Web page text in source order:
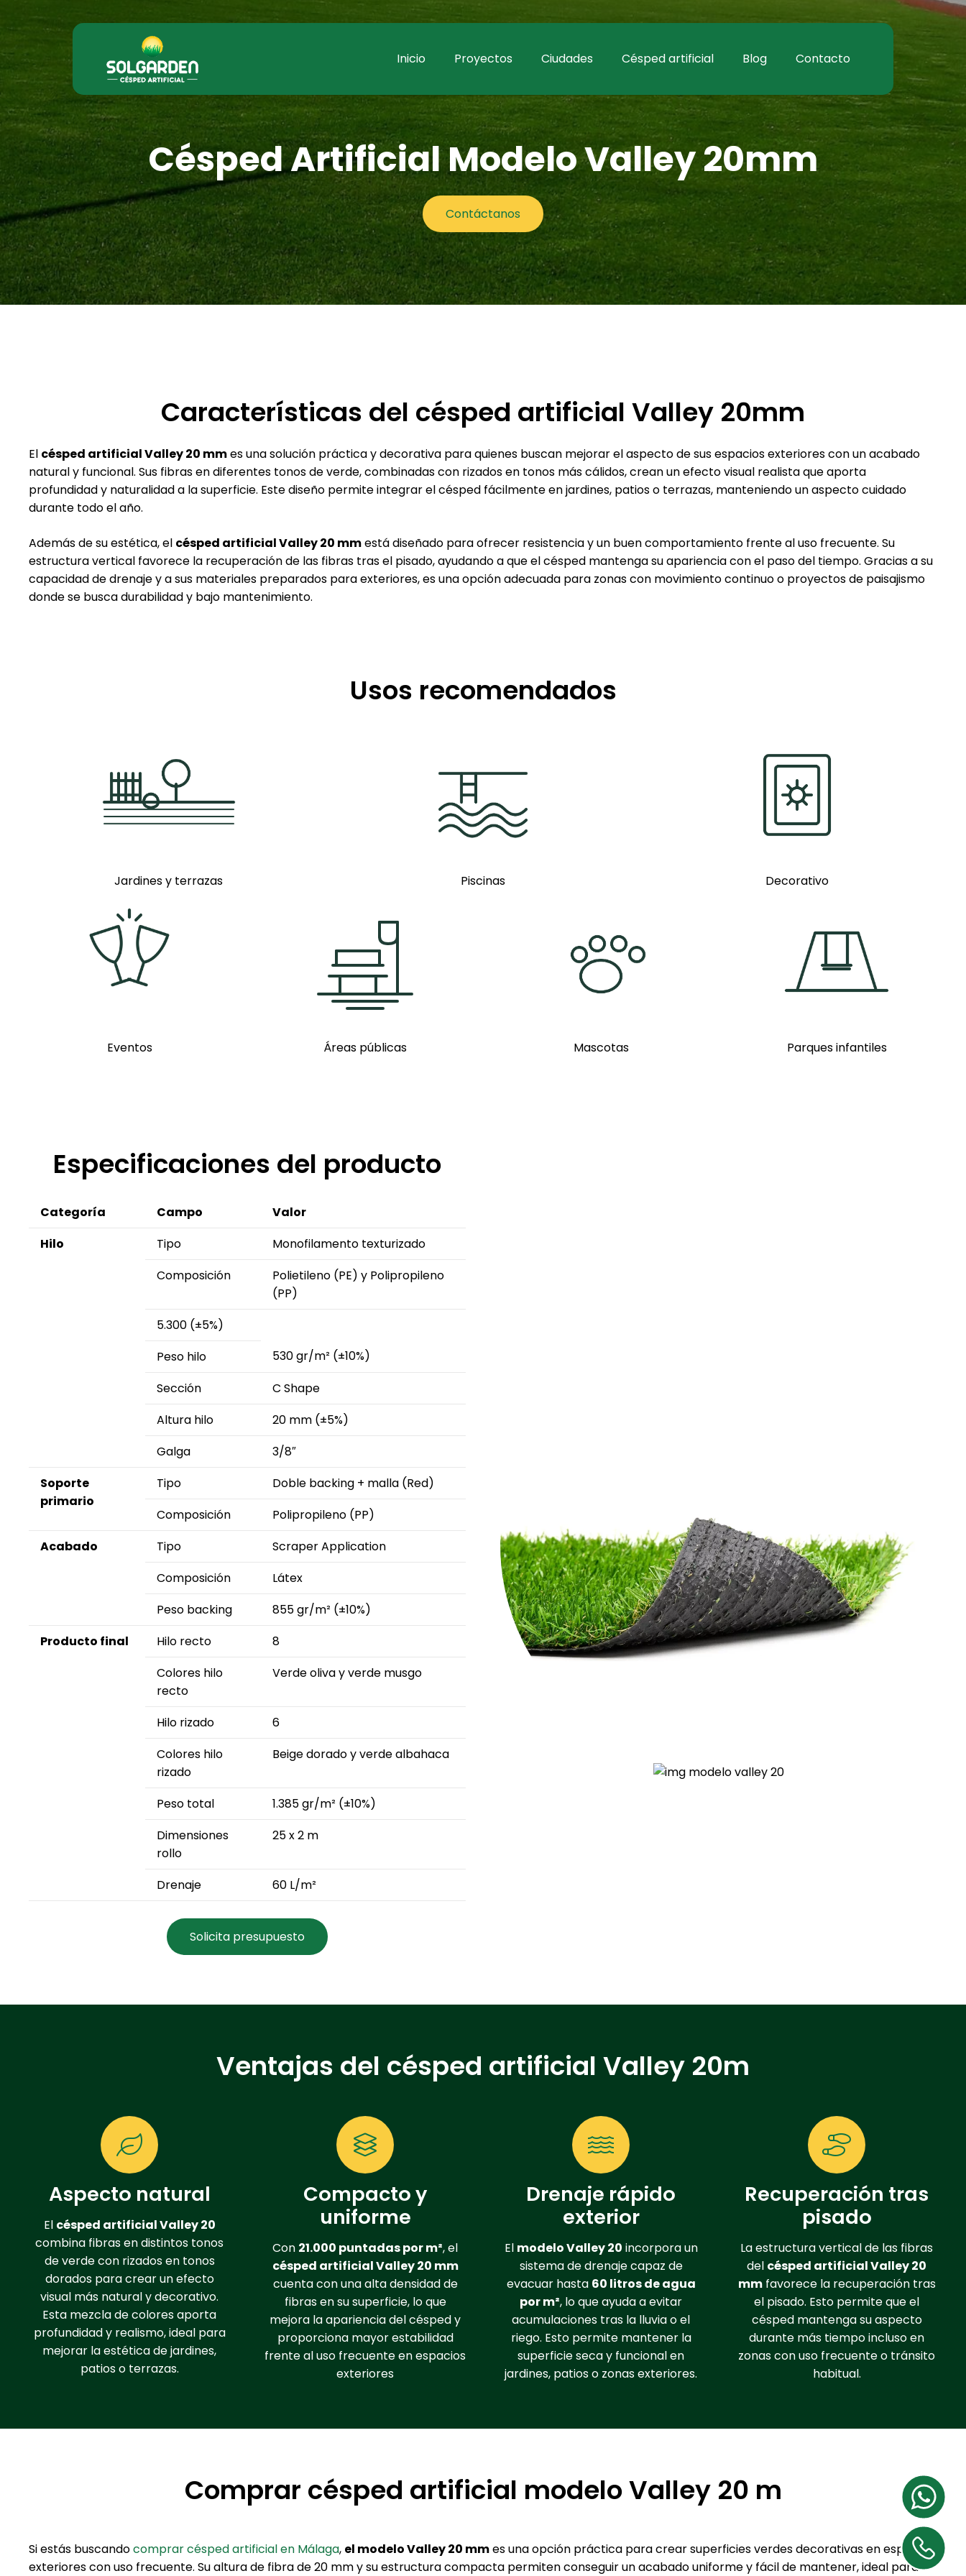
Inicio Proyectos Ciudades Césped artificial Blog Contacto
Césped Artificial Modelo Valley 20mm
Contáctanos
Características del césped artificial Valley 20mm
El césped artificial Valley 20 mmes una solución práctica y decorativa para quienes buscan mejorar el aspecto de sus espacios exteriores con un acabado
natural y funcional. Sus fibras en diferentes tonos de verde, combinadas con rizados en tonos más cálidos, crean un efecto visual realista que aporta
profundidad y naturalidad a la superficie. Este diseño permite integrar el césped fácilmente en jardines, patios o terrazas, manteniendo un aspecto cuidado
durante todo el año.
Además de su estética, el césped artificial Valley 20 mmestá diseñado para ofrecer resistencia y un buen comportamiento frente al uso frecuente. Su
estructura vertical favorece la recuperación de las fibras tras el pisado, ayudando a que el césped mantenga su apariencia con el paso del tiempo. Gracias a su
capacidad de drenaje y a sus materiales preparados para exteriores, es una opción adecuada para zonas con movimiento continuo o proyectos de paisajismo
donde se busca durabilidad y bajo mantenimiento.
Usos recomendados
Jardines y terrazas Piscinas Decorativo
Eventos Áreas públicas Mascotas Parques infantiles
Especificaciones del producto
Categoría Campo
Valor
Hilo
Tipo
Monofilamento texturizado
Composición
Polietileno (PE) y Polipropileno
(PP)
5.300 (±5%)
Peso hilo
530 gr/m² (±10%)
Sección
C Shape
Altura hilo
20 mm (±5%)
Galga
3/8″
Soporte
primario
Tipo
Doble backing + malla (Red)
Composición
Polipropileno (PP)
Acabado
Tipo
Scraper Application
Composición
Látex
Peso backing
855 gr/m² (±10%)
Producto final
Hilo recto
8
Colores hilo
recto
Verde oliva y verde musgo
Hilo rizado
6
Colores hilo
rizado
Beige dorado y verde albahaca
Peso total
1.385 gr/m² (±10%)
Dimensiones
rollo
25 x 2 m
Drenaje 60 L/m²
Solicita presupuesto
Ventajas del césped artificial Valley 20m
Aspecto natural
El césped artificial Valley 20
combina fibras en distintos tonos
de verde con rizados en tonos
dorados para crear un efecto
visual más natural y decorativo.
Esta mezcla de colores aporta
profundidad y realismo, ideal para
mejorar la estética de jardines,
patios o terrazas.
Compacto y
uniforme
Con 21.000 puntadas por m², el
césped artificial Valley 20 mm
cuenta con una alta densidad de
fibras en su superficie, lo que
mejora la apariencia del césped y
proporciona mayor estabilidad
frente al uso frecuente en espacios
exteriores
Drenaje rápido
exterior
El modelo Valley 20 incorpora un
sistema de drenaje capaz de
evacuar hasta 60 litros de agua
por m², lo que ayuda a evitar
acumulaciones tras la lluvia o el
riego. Esto permite mantener la
superficie seca y funcional en
jardines, patios o zonas exteriores.
Recuperación tras
pisado
La estructura vertical de las fibras
del césped artificial Valley 20
mmfavorece la recuperación tras
el pisado. Esto permite que el
césped mantenga su aspecto
durante más tiempo incluso en
zonas con uso frecuente o tránsito
habitual.
Comprar césped artificial modelo Valley 20 m
Si estás buscandocomprar césped artificial en Málaga, el modelo Valley 20 mmes una opción práctica para crear superficies verdes decorativas en espacios
exteriores con uso frecuente. Su altura de fibra de 20 mm y su estructura compacta permiten conseguir un acabado uniforme y fácil de mantener, ideal para